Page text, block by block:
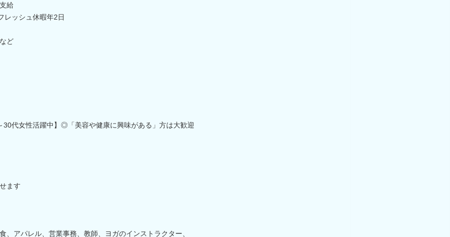
給
レッシュ休暇年2日
ど
30代女性活躍中】◎「美容や健康に興味がある」方は大歓迎
ます
、アパレル、営業事務、教師、ヨガのインストラクター、